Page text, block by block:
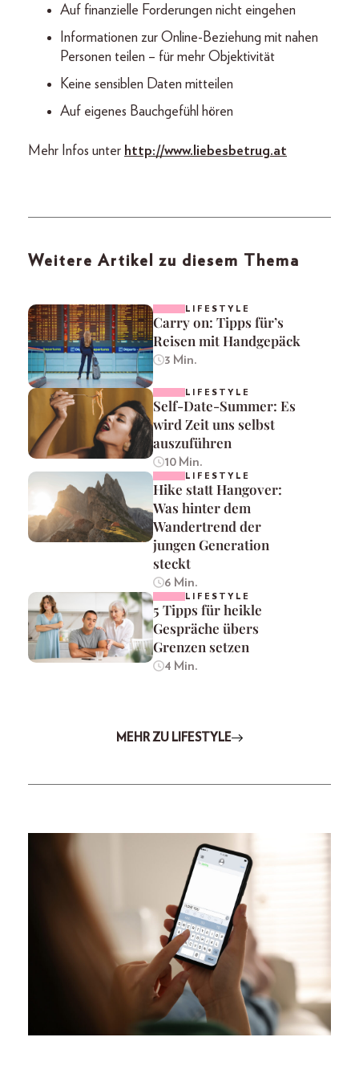
Auf finanzielle Forderungen nicht eingehen
Informationen zur Online-Beziehung mit nahen
Personen teilen – für mehr Objektivität
Keine sensiblen Daten mitteilen
Auf eigenes Bauchgefühl hören
Mehr Infos unter http://www.liebesbetrug.at
Weitere Artikel zu diesem Thema
LIFESTYLE
Carry on: Tipps für’s
Reisen mit Handgepäck
3 Min.
LIFESTYLE
Self-Date-Summer: Es
wird Zeit uns selbst
auszuführen
10 Min.
LIFESTYLE
Hike statt Hangover:
Was hinter dem
Wandertrend der
jungen Generation
steckt
6 Min.
LIFESTYLE
5 Tipps für heikle
Gespräche übers
Grenzen setzen
4 Min.
MEHR ZU LIFESTYLE